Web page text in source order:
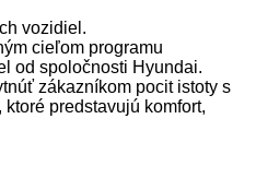
vozidiel.
cieľom programu
od spoločnosti Hyundai.
zákazníkom pocit istoty s
predstavujú komfort,